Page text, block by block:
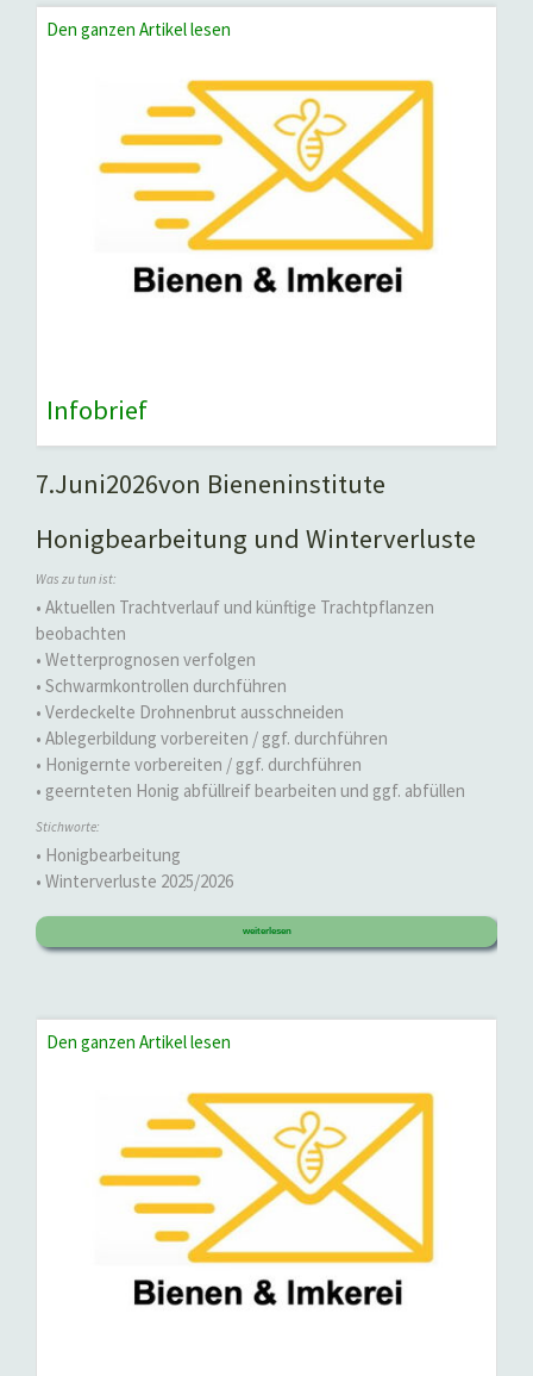
Den ganzen Artikel lesen
Infobrief
7.Juni2026von Bieneninstitute
Honigbearbeitung und Winterverluste
Was zu tun ist:
• Aktuellen Trachtverlauf und künftige Trachtpflanzen
beobachten
• Wetterprognosen verfolgen
• Schwarmkontrollen durchführen
• Verdeckelte Drohnenbrut ausschneiden
• Ablegerbildung vorbereiten / ggf. durchführen
• Honigernte vorbereiten / ggf. durchführen
• geernteten Honig abfüllreif bearbeiten und ggf. abfüllen
Stichworte:
• Honigbearbeitung
• Winterverluste 2025/2026
weiterlesen
Den ganzen Artikel lesen